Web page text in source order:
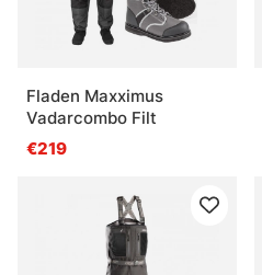
Fladen Maxximus
Vadarcombo Filt
€219